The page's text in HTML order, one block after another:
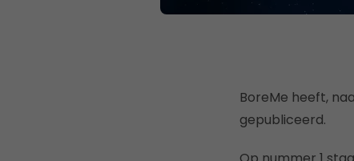
BoreMe heeft,
gepubliceerd.